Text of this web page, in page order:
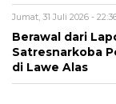
Jumat, 31 Juli 2026 -
Berawal dari
Satresnarkoba
di Lawe Alas